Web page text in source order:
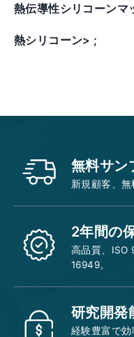
熱伝導性シリコーンマ
熱シリコーン> ;
無料サン
新規顧客、
2年間の
高品質、ISO
16949。
研究開発
経験豊富で